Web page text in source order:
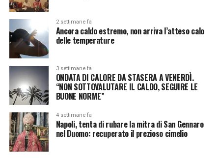
2 settimane fa
Ancora caldo estremo, non arriva l’atteso calo
delle temperature
3 settimane fa
ONDATA DI CALORE DA STASERA A VENERDÌ.
“NON SOTTOVALUTARE IL CALDO, SEGUIRE LE
BUONE NORME”
4 settimane fa
Napoli, tenta di rubare la mitra di San Gennaro
nel Duomo: recuperato il prezioso cimelio